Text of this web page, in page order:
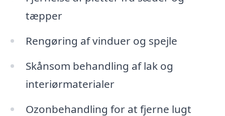
tæpper
Rengøring af vinduer og spejle
Skånsom behandling af lak og
interiørmaterialer
Ozonbehandling for at fjerne lugt